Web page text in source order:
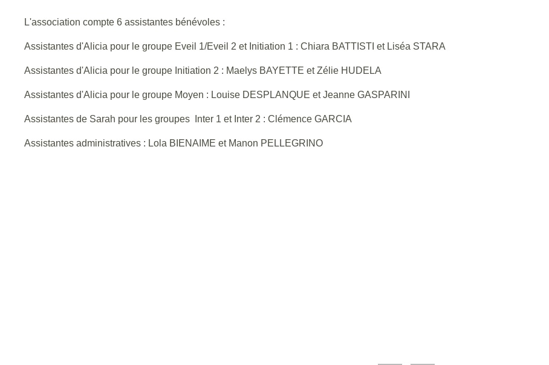
L'association compte 6 assistantes bénévoles :
Assistantes d'Alicia pour le groupe Eveil 1/Eveil 2 et Initiation 1 : Chiara BATTISTI et Liséa STARA
Assistantes d'Alicia pour le groupe Initiation 2 : Maelys BAYETTE et Zélie HUDELA
Assistantes d'Alicia pour le groupe Moyen : Louise DESPLANQUE et Jeanne GASPARINI
Assistantes de Sarah pour les groupes Inter 1 et Inter 2 : Clémence GARCIA
Assistantes administratives : Lola BIENAIME et Manon PELLEGRINO